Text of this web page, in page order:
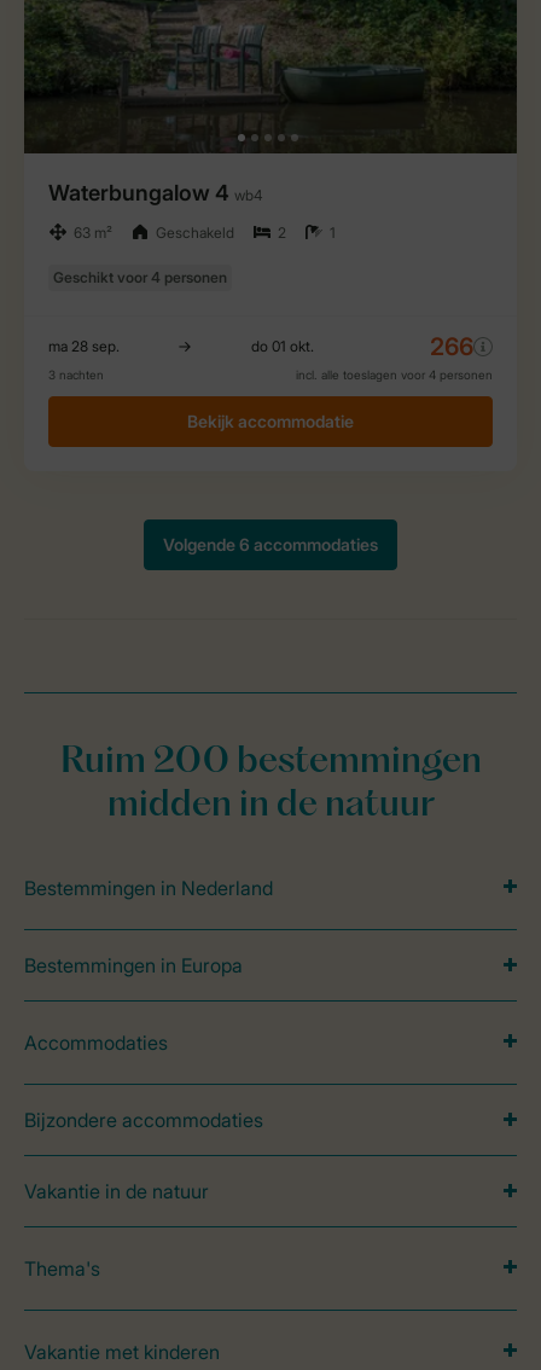
Ruim 200 bestemmingen
midden in de natuur
Bestemmingen in Nederland
Bestemmingen in Europa
Accommodaties
Bijzondere accommodaties
Vakantie in de natuur
Thema's
Vakantie met kinderen